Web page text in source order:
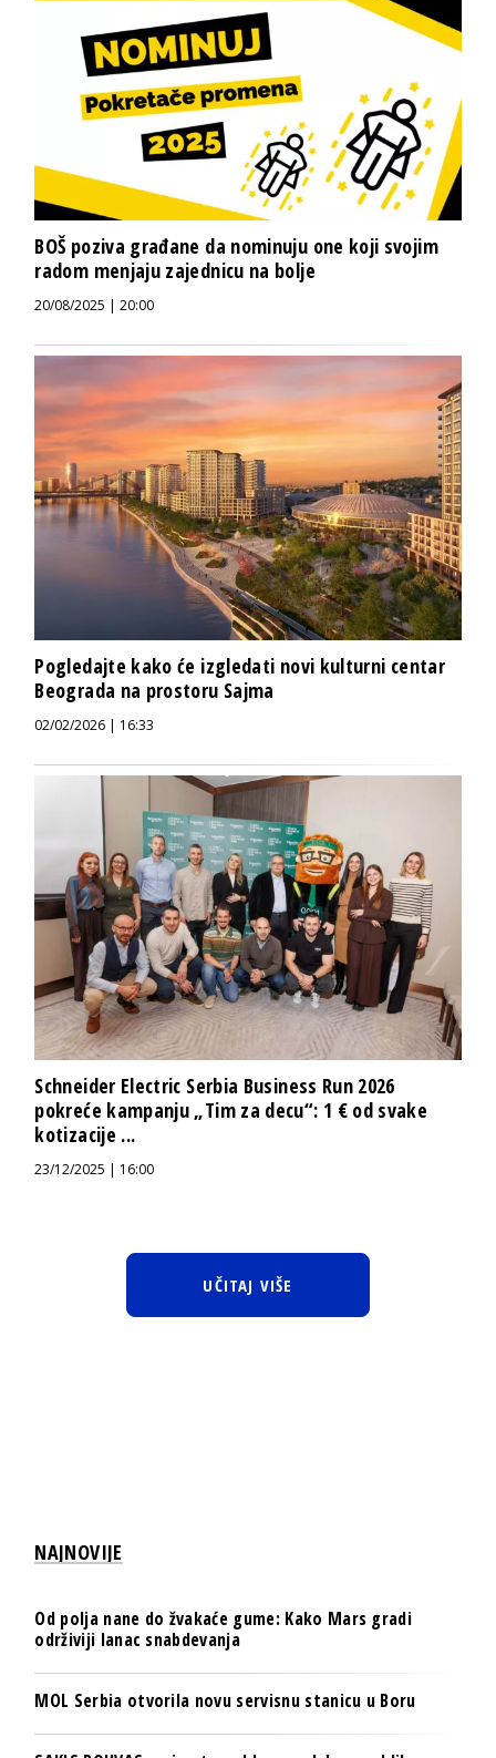
BOŠ poziva građane da nominuju one koji svojim
radom menjaju zajednicu na bolje
20/08/2025 | 20:00
Pogledajte kako će izgledati novi kulturni centar
Beograda na prostoru Sajma
02/02/2026 | 16:33
Schneider Electric Serbia Business Run 2026
pokreće kampanju „Tim za decu“: 1 € od svake
kotizacije ...
23/12/2025 | 16:00
UČITAJ VIŠE
NAJNOVIJE
Od polja nane do žvakaće gume: Kako Mars gradi
održiviji lanac snabdevanja
MOL Serbia otvorila novu servisnu stanicu u Boru